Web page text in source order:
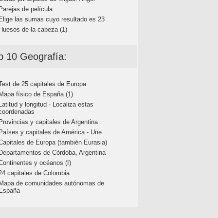
de película
las sumas cuyo resultado es 23
de la cabeza (1)
10 Geografía:
de 25 capitales de Europa
físico de España (1)
y longitud - Localiza estas
y capitales de Argentina
y capitales de América - Une
de Europa (también Eurasia)
de Córdoba, Argentina
y océanos (I)
capitales de Colombia
de comunidades autónomas de